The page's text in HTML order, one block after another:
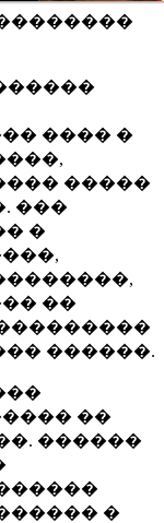
���� �
�����
���
�
��
������.
��
������
�